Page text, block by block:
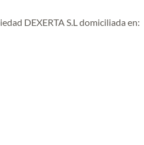
DEXERTA S.L domiciliada en: